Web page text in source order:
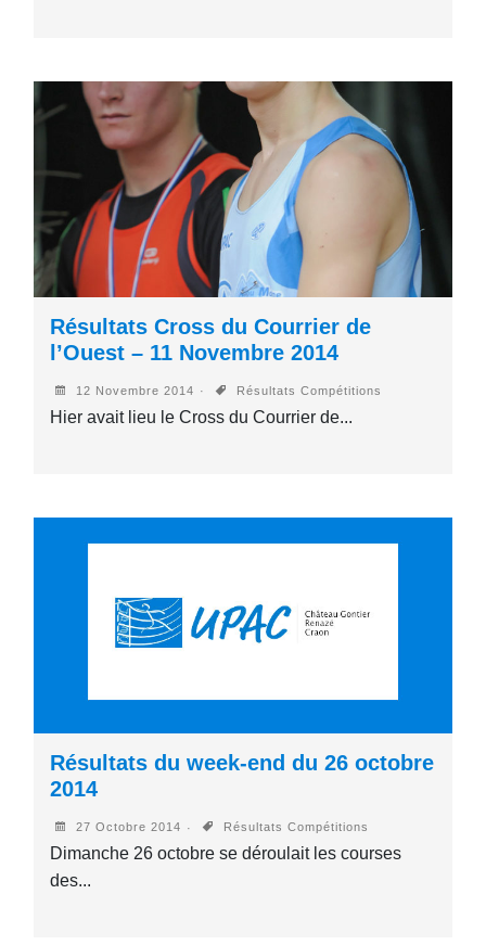
Résultats Cross du Courrier de
l’Ouest – 11 Novembre 2014
12 Novembre 2014 Résultats Compétitions
Hier avait lieu le Cross du Courrier de...
Résultats du week-end du 26 octobre
2014
27 Octobre 2014 Résultats Compétitions
Dimanche 26 octobre se déroulait les courses
des...